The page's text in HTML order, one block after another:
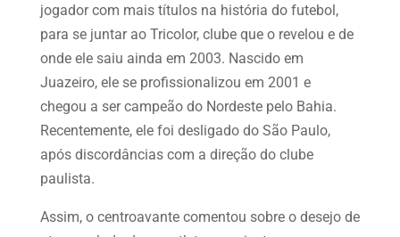
jogador com mais títulos na história do futebol,
para se juntar ao Tricolor, clube que o revelou e de
onde ele saiu ainda em 2003. Nascido em
Juazeiro, ele se profissionalizou em 2001 e
chegou a ser campeão do Nordeste pelo Bahia.
Recentemente, ele foi desligado do São Paulo,
após discordâncias com a direção do clube
paulista.
Assim, o centroavante comentou sobre o desejo de